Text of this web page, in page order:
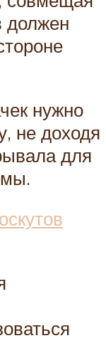
должен
нужно
не доходя
для